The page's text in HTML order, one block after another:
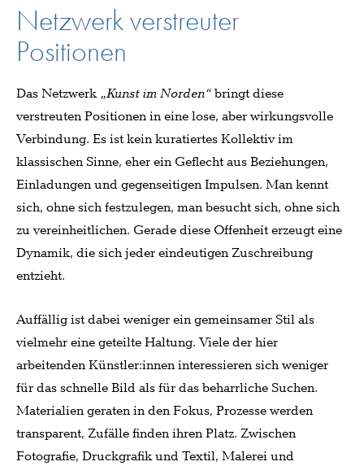
Netzwerk verstreuter
Positionen
Das Netzwerk„Kunst im Norden“bringt diese
verstreuten Positionen in eine lose, aber wirkungsvolle
Verbindung. Es ist kein kuratiertes Kollektiv im
klassischen Sinne, eher ein Geflecht aus Beziehungen,
Einladungen und gegenseitigen Impulsen. Man kennt
sich, ohne sich festzulegen, man besucht sich, ohne sich
zu vereinheitlichen. Gerade diese Offenheit erzeugt eine
Dynamik, die sich jeder eindeutigen Zuschreibung
entzieht.
Auffällig ist dabei weniger ein gemeinsamer Stil als
vielmehr eine geteilte Haltung. Viele der hier
arbeitenden Künstler:innen interessieren sich weniger
für das schnelle Bild als für das beharrliche Suchen.
Materialien geraten in den Fokus, Prozesse werden
transparent, Zufälle finden ihren Platz. Zwischen
Fotografie, Druckgrafik und Textil, Malerei und